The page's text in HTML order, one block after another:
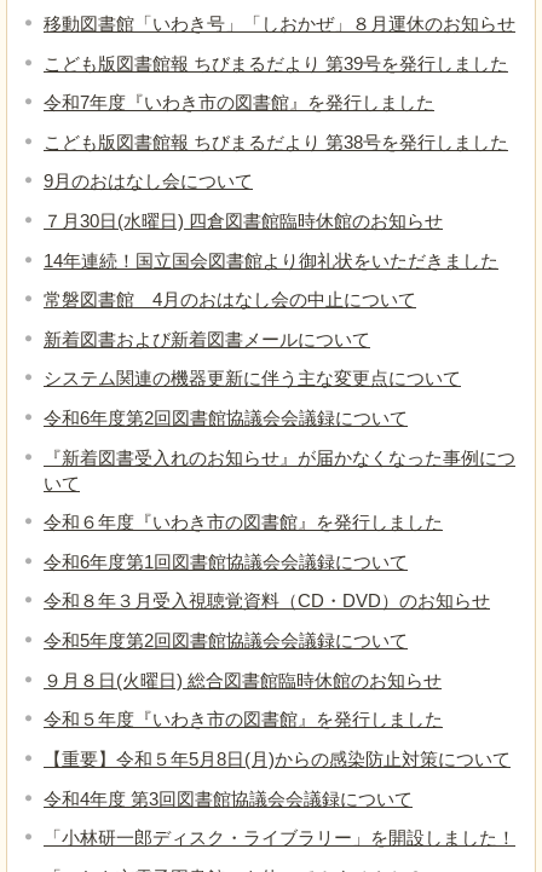
移動図書館「いわき号」「しおかぜ」８月運休のお知らせ
こども版図書館報 ちびまるだより 第39号を発行しました
令和7年度『いわき市の図書館』を発行しました
こども版図書館報 ちびまるだより 第38号を発行しました
9月のおはなし会について
７月30日(水曜日) 四倉図書館臨時休館のお知らせ
14年連続！国立国会図書館より御礼状をいただきました
常磐図書館 4月のおはなし会の中止について
新着図書および新着図書メールについて
システム関連の機器更新に伴う主な変更点について
令和6年度第2回図書館協議会会議録について
『新着図書受入れのお知らせ』が届かなくなった事例につ
いて
令和６年度『いわき市の図書館』を発行しました
令和6年度第1回図書館協議会会議録について
令和８年３月受入視聴覚資料（CD・DVD）のお知らせ
令和5年度第2回図書館協議会会議録について
９月８日(火曜日) 総合図書館臨時休館のお知らせ
令和５年度『いわき市の図書館』を発行しました
【重要】令和５年5月8日(月)からの感染防止対策について
令和4年度 第3回図書館協議会会議録について
「小林研一郎ディスク・ライブラリー」を開設しました！